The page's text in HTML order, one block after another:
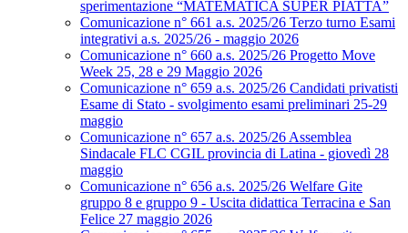
sperimentazione “MATEMATICA SUPER PIATTA”
Comunicazione n° 661 a.s. 2025/26 Terzo turno Esami
integrativi a.s. 2025/26 - maggio 2026
Comunicazione n° 660 a.s. 2025/26 Progetto Move
Week 25, 28 e 29 Maggio 2026
Comunicazione n° 659 a.s. 2025/26 Candidati privatisti
Esame di Stato - svolgimento esami preliminari 25-29
maggio
Comunicazione n° 657 a.s. 2025/26 Assemblea
Sindacale FLC CGIL provincia di Latina - giovedì 28
maggio
Comunicazione n° 656 a.s. 2025/26 Welfare Gite
gruppo 8 e gruppo 9 - Uscita didattica Terracina e San
Felice 27 maggio 2026